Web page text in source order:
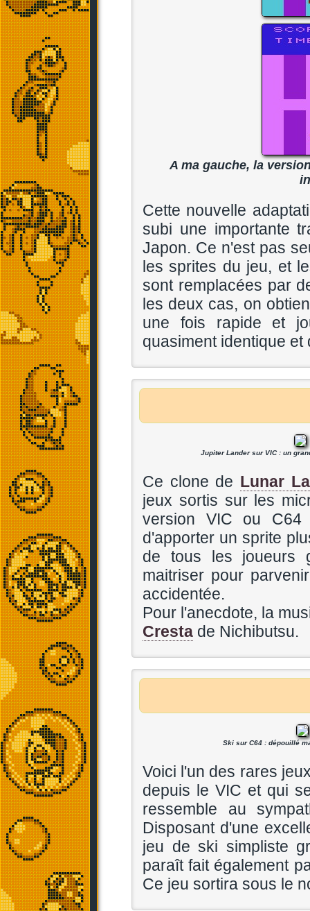
A ma gauche, la
Cette nouvelle
subi une importante
Japon. Ce n'est pas
les sprites du jeu, et
sont remplacées par
les deux cas, on
une fois rapide et
quasiment identique et
Jupiter Lander sur VIC : un
Ce clone de Lunar
jeux sortis sur les
version VIC ou
d'apporter un sprite
de tous les joueurs
maitriser pour
accidentée.
Pour l'anecdote, la
Cresta de Nichibutsu.
Ski sur C64 : dépouillé
Voici l'un des rares
depuis le VIC et qui
ressemble au
Disposant d'une
jeu de ski simpliste
paraît fait également
Ce jeu sortira sous le